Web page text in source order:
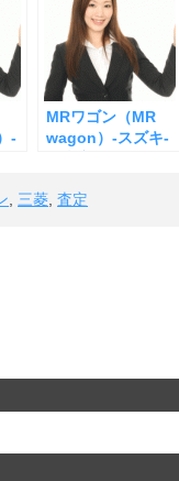
-
MRワゴン（MR
wagon）-スズキ-
,三菱,査定